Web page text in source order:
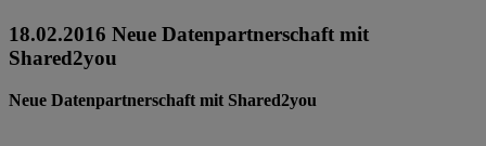
18.02.2016 Neue Datenpartnerschaft mit
Shared2you
Neue Datenpartnerschaft mit Shared2you